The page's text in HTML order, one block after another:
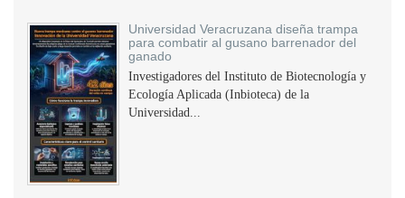
Universidad Veracruzana diseña trampa
para combatir al gusano barrenador del
ganado
Investigadores del Instituto de Biotecnología y
Ecología Aplicada (Inbioteca) de la
Universidad...